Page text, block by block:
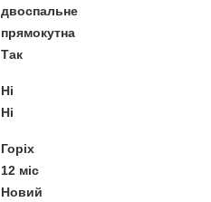
двоспальне
прямокутна
Так
Ні
Ні
Горіх
12 міс
Новий